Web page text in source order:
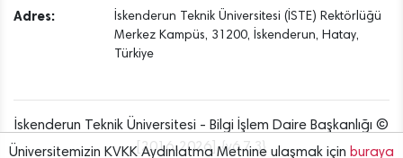
Adres:
İskenderun Teknik Üniversitesi (İSTE) Rektörlüğü
Merkez Kampüs, 31200, İskenderun, Hatay,
Türkiye
İskenderun Teknik Üniversitesi - Bilgi İşlem Daire Başkanlığı ©
[2016..2026] {v6.7.3}
Üniversitemizin KVKK Aydınlatma Metnine ulaşmak için buraya